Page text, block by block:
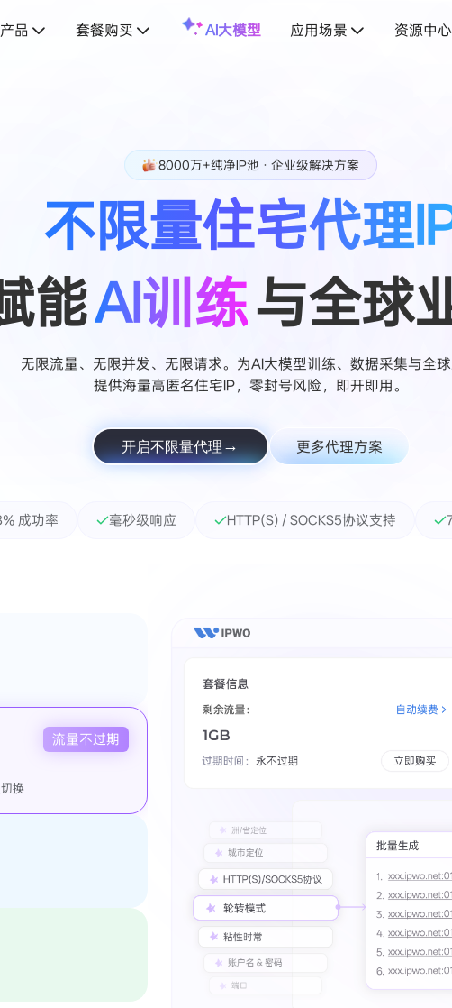
品 套餐购买 AI大模型 应用场景 资源中心
8000万+纯净IP池 · 企业级解决方案
不限量住宅代理
能AI训练与全球
无限流量、无限并发、无限请求。为AI大模型训练、数据采集与全
提供海量高匿名住宅IP，零封号风险，即开即用。
开启不限量代理 更多代理方案
成功率 毫秒级响应 HTTP(S) / SOCKS5协议支持
流量不过期
换